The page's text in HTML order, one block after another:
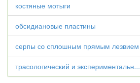
костяные мотыги
обсидиановые пластины
серпы со сплошным прямым лезвием
трасологический и экспериментальн...